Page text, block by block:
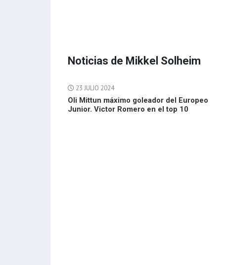
Noticias de Mikkel Solheim
23 JULIO 2024
Oli Mittun máximo goleador del Europeo
Junior. Victor Romero en el top 10